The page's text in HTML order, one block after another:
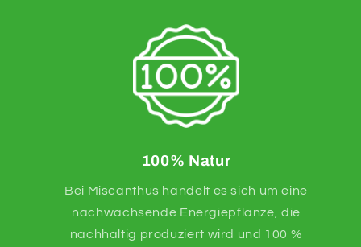
100% Natur
Bei Miscanthus handelt es sich um eine
nachwachsende Energiepflanze, die
nachhaltig produziert wird und 100 %